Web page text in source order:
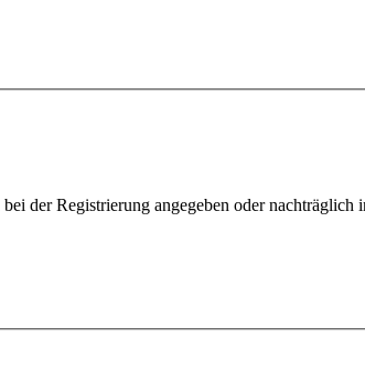
der Registrierung angegeben oder nachträglich